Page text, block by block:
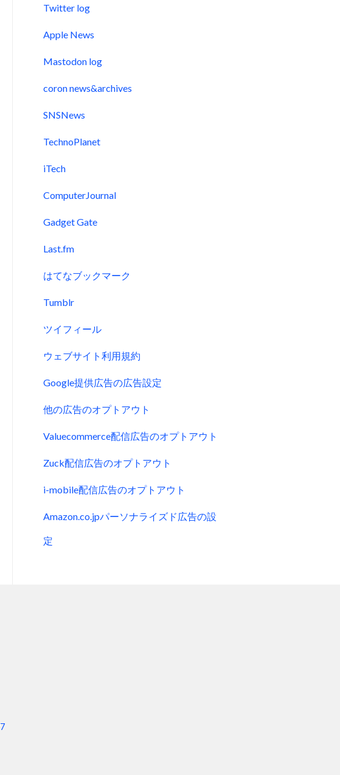
Twitter log
Apple News
Mastodon log
coron news&archives
SNSNews
TechnoPlanet
iTech
ComputerJournal
Gadget Gate
Last.fm
はてなブックマーク
Tumblr
ツイフィール
ウェブサイト利用規約
Google提供広告の広告設定
他の広告のオプトアウト
Valuecommerce配信広告のオプトアウト
Zuck配信広告のオプトアウト
i-mobile配信広告のオプトアウト
Amazon.co.jpパーソナライズド広告の設
定